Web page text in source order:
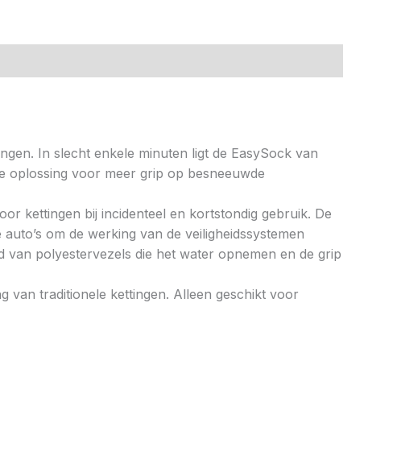
In slecht enkele minuten ligt de EasySock van
oplossing voor meer grip op besneeuwde
kettingen bij incidenteel en kortstondig gebruik. De
om de werking van de veiligheidssystemen
van polyestervezels die het water opnemen en de grip
van traditionele kettingen. Alleen geschikt voor